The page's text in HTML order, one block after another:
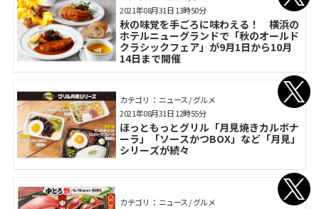
秋の味覚を手ごろに味わえる！ 横浜の
ホテルニューグランドで「秋のオールド
クラシックフェア」が9月1日から10月
14日まで開催
2021年08月31日 13時50分
カテゴリ： ニュース / グルメ
ほっともっとグリル「月見焼きカルボナ
ーラ」「ソースかつBOX」など「月見」
シリーズが続々
2021年08月31日 12時55分
カテゴリ： ニュース / グルメ